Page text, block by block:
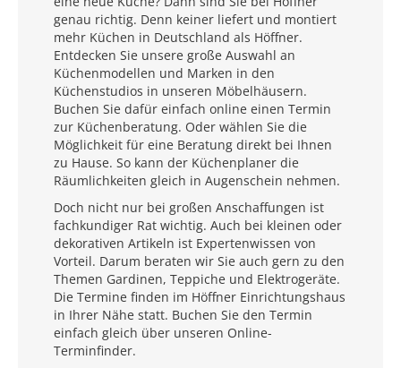
genau richtig. Denn keiner liefert und montiert
mehr Küchen in Deutschland als Höffner.
Entdecken Sie unsere große Auswahl an
Küchenmodellen und Marken in den
Küchenstudios in unseren Möbelhäusern.
Buchen Sie dafür einfach online einen Termin
zur Küchenberatung. Oder wählen Sie die
Möglichkeit für eine Beratung direkt bei Ihnen
zu Hause. So kann der Küchenplaner die
Räumlichkeiten gleich in Augenschein nehmen.
Doch nicht nur bei großen Anschaffungen ist
fachkundiger Rat wichtig. Auch bei kleinen oder
dekorativen Artikeln ist Expertenwissen von
Vorteil. Darum beraten wir Sie auch gern zu den
Themen Gardinen, Teppiche und Elektrogeräte.
Die Termine finden im Höffner Einrichtungshaus
in Ihrer Nähe statt. Buchen Sie den Termin
einfach gleich über unseren Online-
Terminfinder.